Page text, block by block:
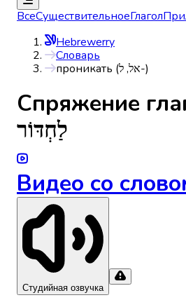
ВсеСуществительноеГлагол
Hebrewerry
Словарь
проникать (אל, ל-)
Спряжениe
לַחְדּוֹר
Видео со
Студийная озвучка